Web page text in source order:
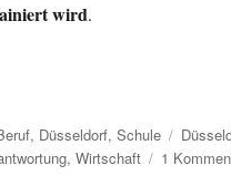
wird.
der Schulpflegschaft“
, Düsseldorf,Schule
,Wirtschaft 1